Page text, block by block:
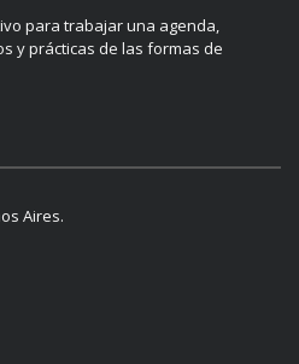
para trabajar una agenda,
y prácticas de las formas de
Aires.